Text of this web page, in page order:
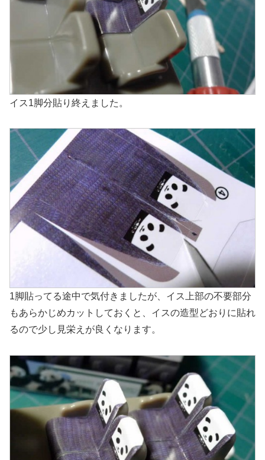
イス1脚分貼り終えました。
1脚貼ってる途中で気付きましたが、イス上部の不要部分
もあらかじめカットしておくと、イスの造型どおりに貼れ
るので少し見栄えが良くなります。